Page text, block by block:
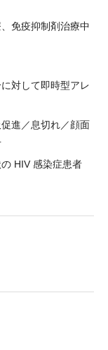
免疫抑制剤治療中
対して即時型アレ
進／息切れ／顔面
HIV 感染症患者